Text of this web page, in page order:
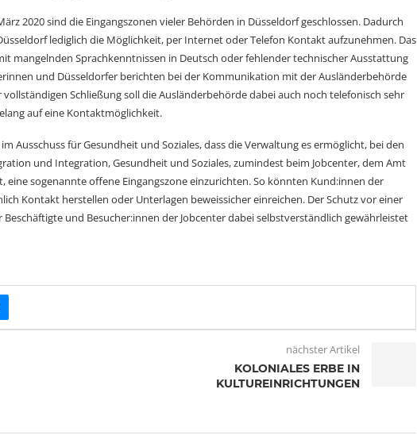
2020 sind die Eingangszonen vieler Behörden in Düsseldorf geschlossen. Dadurch
lediglich die Möglichkeit, per Internet oder Telefon Kontakt aufzunehmen. Das
mangelnden Sprachkenntnissen in Deutsch oder fehlender technischer Ausstattung
und Düsseldorfer berichten bei der Kommunikation mit der Ausländerbehörde
Schließung soll die Ausländerbehörde dabei auch noch telefonisch sehr
auf eine Kontaktmöglichkeit.
Ausschuss für Gesundheit und Soziales, dass die Verwaltung es ermöglicht, bei den
und Integration, Gesundheit und Soziales, zumindest beim Jobcenter, dem Amt
sogenannte offene Eingangszone einzurichten. So könnten Kund:innen der
Kontakt herstellen oder Unterlagen beweissicher einreichen. Der Schutz vor einer
und Besucher:innen der Jobcenter dabei selbstverständlich gewährleistet
nächster Artikel
KOLONIALES ERBE IN
KULTUREINRICHTUNGEN